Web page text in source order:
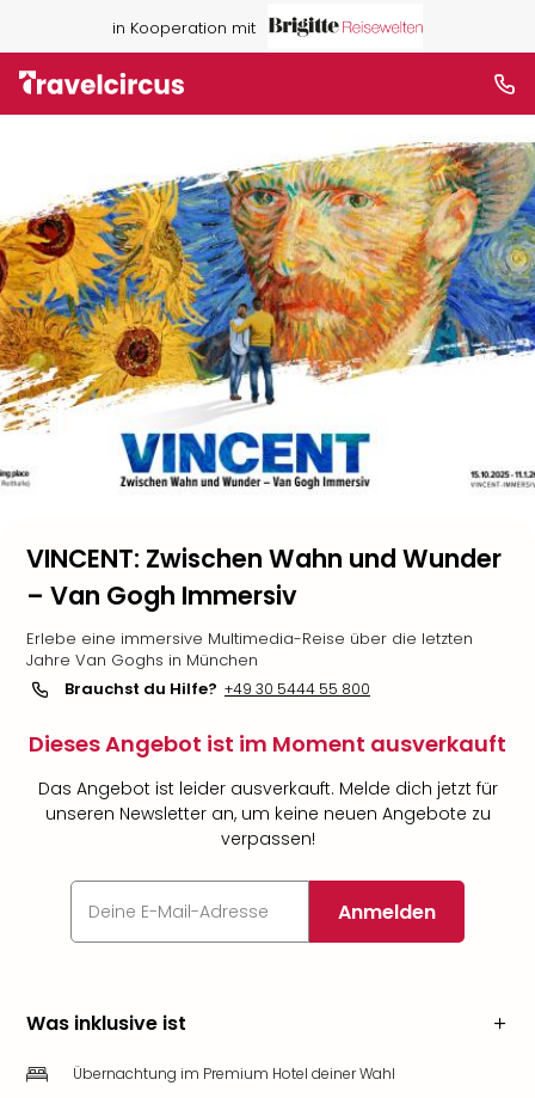
in Kooperation mit
VINCENT: Zwischen Wahn und Wunder
– Van Gogh Immersiv
Erlebe eine immersive Multimedia-Reise über die letzten
Jahre Van Goghs in München
Brauchst du Hilfe? +49 30 5444 55 800
Dieses Angebot ist im Moment ausverkauft
Das Angebot ist leider ausverkauft. Melde dich jetzt für
unseren Newsletter an, um keine neuen Angebote zu
verpassen!
Anmelden
Was inklusive ist
Übernachtung im Premium Hotel deiner Wahl